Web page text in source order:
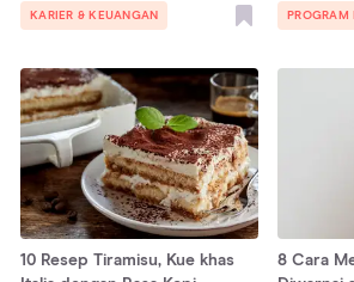
KARIER & KEUANGAN PROGRAM
10 Resep Tiramisu, Kue khas
8 Cara